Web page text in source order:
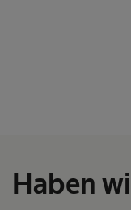
Haben